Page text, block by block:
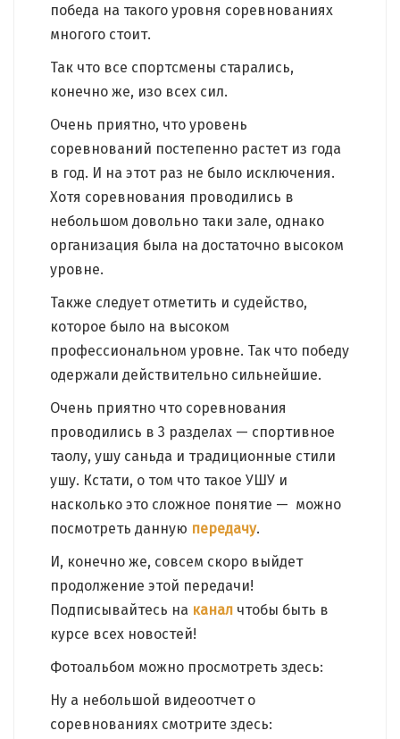
победа на такого уровня соревнованиях
многого стоит.
Так что все спортсмены старались,
конечно же, изо всех сил.
Очень приятно, что уровень
соревнований постепенно растет из года
в год. И на этот раз не было исключения.
Хотя соревнования проводились в
небольшом довольно таки зале, однако
организация была на достаточно высоком
уровне.
Также следует отметить и судейство,
которое было на высоком
профессиональном уровне. Так что победу
одержали действительно сильнейшие.
Очень приятно что соревнования
проводились в 3 разделах — спортивное
таолу, ушу саньда и традиционные стили
ушу. Кстати, о том что такое УШУ и
насколько это сложное понятие — можно
посмотреть данную передачу.
И, конечно же, совсем скоро выйдет
продолжение этой передачи!
Подписывайтесь на канал чтобы быть в
курсе всех новостей!
Фотоальбом можно просмотреть здесь:
Ну а небольшой видеоотчет о
соревнованиях смотрите здесь: